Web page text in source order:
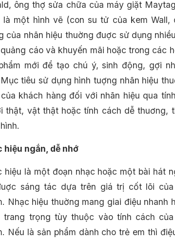
ông thợ sửa chữa của máy giặt
là một hình vẽ (con su tử của kem Wall,
của nhãn hiệu thuờng đuợc sử dụng
cáo và khuyến mãi hoặc trong các
mới để tạo chú ý, sinh động, gợi
tiêu sử dụng hình tuợng nhãn hiệu
khách hàng đối với nhãn hiệu qua
thật, vật thật hoặc tính cách dễ thuơng,
hiệu ngắn, dễ nhớ
hiệu là một đoạn nhạc hoặc một bài hát
sáng tác dựa trên giá trị cốt lõi của
Nhạc hiệu thuờng mang giai điệu nhanh
trang trọng tùy thuộc vào tính cách
Nếu là sản phẩm dành cho trẻ em thì